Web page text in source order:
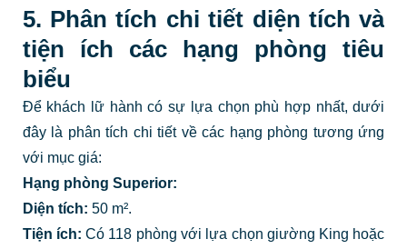
5. Phân tích chi tiết diện tích và
tiện ích các hạng phòng tiêu
biểu
Để khách lữ hành có sự lựa chọn phù hợp nhất, dưới
đây là phân tích chi tiết về các hạng phòng tương ứng
với mục giá:
Hạng phòng Superior:
Diện tích: 50 m².
Tiện ích: Có 118 phòng với lựa chọn giường King hoặc